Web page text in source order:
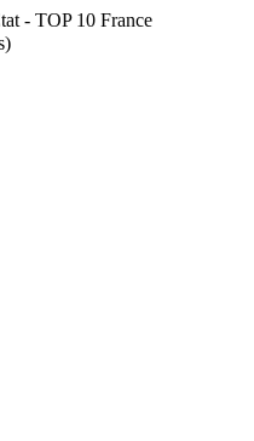
- TOP 10 France